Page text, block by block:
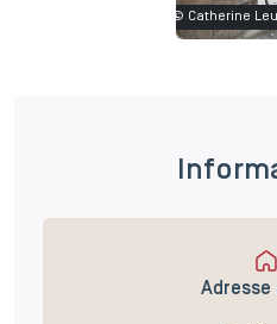
© Catherine
Adresse